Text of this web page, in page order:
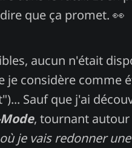
que ça promet. 👀
aucun n'était
je considère comme
Sauf que j'ai
, tournant autour
je vais redonner